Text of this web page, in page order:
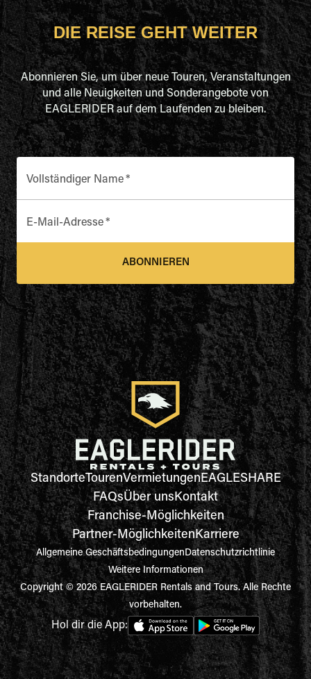
DIE REISE GEHT WEITER
Abonnieren Sie, um über neue Touren, Veranstaltungen
und alle Neuigkeiten und Sonderangebote von
EAGLERIDER auf dem Laufenden zu bleiben.
Vollständiger Name*
E-Mail-Adresse*
ABONNIEREN
StandorteTourenVermietungenEAGLESHARE
FAQsÜber unsKontakt
Franchise-Möglichkeiten
Partner-MöglichkeitenKarriere
Allgemeine GeschäftsbedingungenDatenschutzrichtlinie
Weitere Informationen
Copyright © 2026 EAGLERIDER Rentals and Tours. Alle Rechte
vorbehalten.
Hol dir die App: